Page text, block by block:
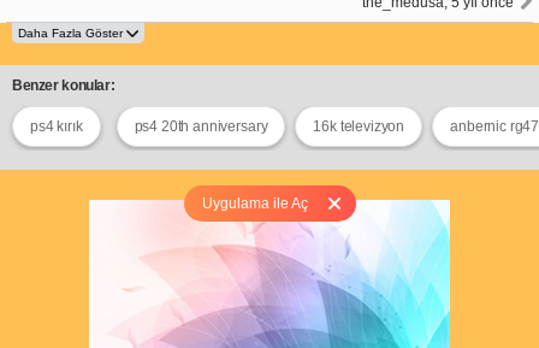
Uygulama ile Aç
Benzer konular:
ps4 kırık ps4 20th anniversary 16k televizyon anbernic